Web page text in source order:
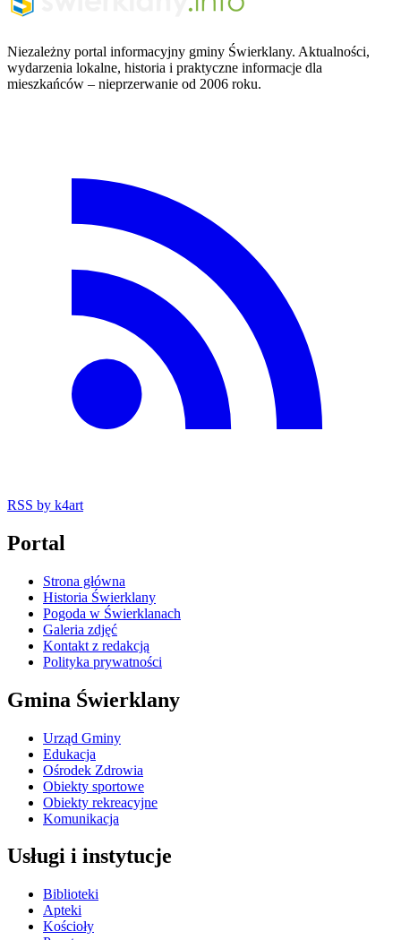
Niezależny portal informacyjny gminy Świerklany. Aktualności,
wydarzenia lokalne, historia i praktyczne informacje dla
mieszkańców – nieprzerwanie od 2006 roku.
RSS by k4art
Portal
Strona główna
Historia Świerklany
Pogoda w Świerklanach
Galeria zdjęć
Kontakt z redakcją
Polityka prywatności
Gmina Świerklany
Urząd Gminy
Edukacja
Ośrodek Zdrowia
Obiekty sportowe
Obiekty rekreacyjne
Komunikacja
Usługi i instytucje
Biblioteki
Apteki
Kościoły